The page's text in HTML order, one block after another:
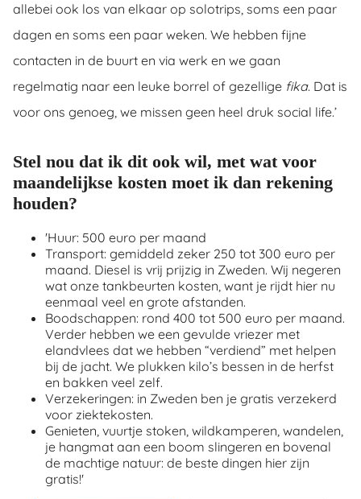
allebei ook los van elkaar op solotrips, soms een paar
dagen en soms een paar weken. We hebben fijne
contacten in de buurt en via werk en we gaan
regelmatig naar een leuke borrel of gezellige fika. Dat is
voor ons genoeg, we missen geen heel druk social life.’
Stel nou dat ik dit ook wil, met wat voor
maandelijkse kosten moet ik dan rekening
houden?
'Huur: 500 euro per maand
Transport: gemiddeld zeker 250 tot 300 euro per
maand. Diesel is vrij prijzig in Zweden. Wij negeren
wat onze tankbeurten kosten, want je rijdt hier nu
eenmaal veel en grote afstanden.
Boodschappen: rond 400 tot 500 euro per maand.
Verder hebben we een gevulde vriezer met
elandvlees dat we hebben “verdiend” met helpen
bij de jacht. We plukken kilo’s bessen in de herfst
en bakken veel zelf.
Verzekeringen: in Zweden ben je gratis verzekerd
voor ziektekosten.
Genieten, vuurtje stoken, wildkamperen, wandelen,
je hangmat aan een boom slingeren en bovenal
de machtige natuur: de beste dingen hier zijn
gratis!'